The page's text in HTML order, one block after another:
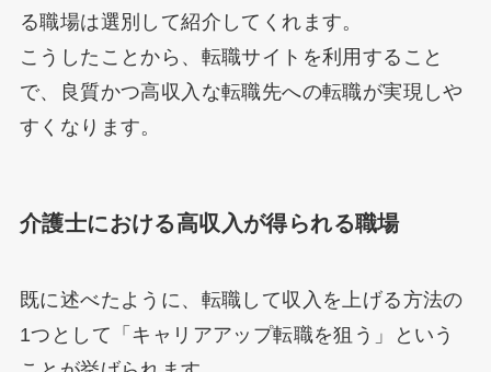
る職場は選別して紹介してくれます。
こうしたことから、転職サイトを利用すること
で、良質かつ高収入な転職先への転職が実現しや
すくなります。
介護士における高収入が得られる職場
既に述べたように、転職して収入を上げる方法の
1つとして「キャリアアップ転職を狙う」という